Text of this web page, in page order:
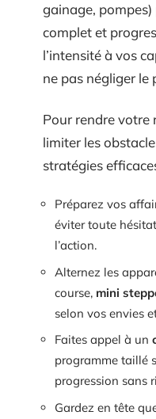
gainage,
complet et
l’intensité à vos
ne pas négliger le
Pour rendre votre
limiter les
stratégies
Préparez vos
éviter toute
l’action.
Alternez les
course, mini
selon vos envies
Faites appel à un
programme taillé
progression sans
Gardez en tête